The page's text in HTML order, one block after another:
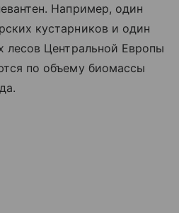
Например, один
кустарников и один
лесов Центральной Европы
по объему биомассы